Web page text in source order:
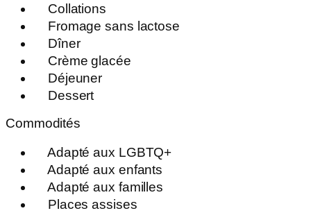
Collations
Fromage sans lactose
Dîner
Crème glacée
Déjeuner
Dessert
Commodités
Adapté aux LGBTQ+
Adapté aux enfants
Adapté aux familles
Places assises